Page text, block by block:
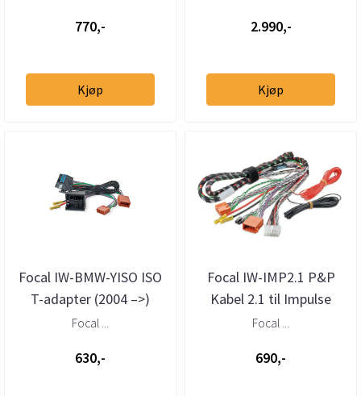
770,-
Kjøp
2.990,-
Kjøp
Focal IW-BMW-YISO ISO
T-adapter (2004 –>)
Focal ...
630,-
Focal IW-IMP2.1 P&P
Kabel 2.1 til Impulse
4.320
Focal ...
690,-